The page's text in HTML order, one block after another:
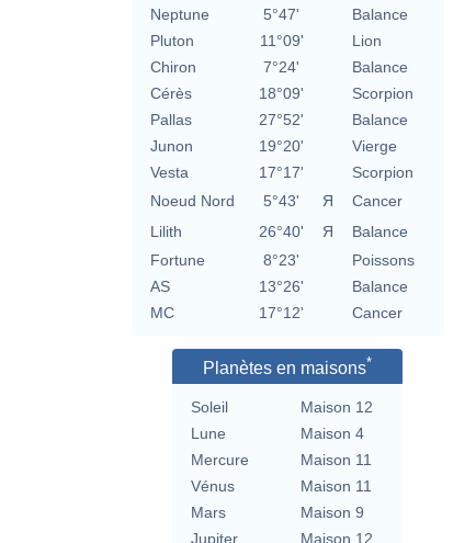
Neptune
5°47'
Balance
Pluton
11°09'
Lion
Chiron
7°24'
Balance
Cérès
18°09'
Scorpion
Pallas
27°52'
Balance
Junon
19°20'
Vierge
Vesta
17°17'
Scorpion
Noeud Nord
5°43' Я
Cancer
Lilith
26°40' Я
Balance
Fortune
8°23'
Poissons
AS
13°26'
Balance
MC
17°12' Cancer
Planètes en maisons*
Soleil
Maison 12
Lune
Maison 4
Mercure
Maison 11
Vénus
Maison 11
Mars
Maison 9
Jupiter
Maison 12